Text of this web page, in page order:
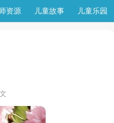
资源 儿童故事 儿童乐园